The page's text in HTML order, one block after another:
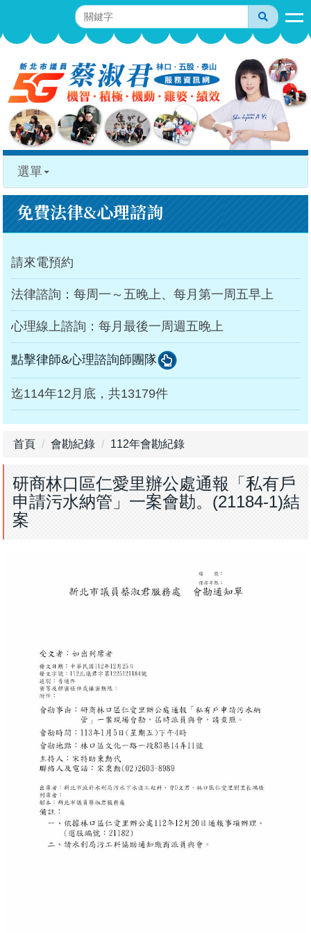
選單
免費法律&心理諮詢
請來電預約
法律諮詢：每周一～五晚上、每月第一周五早上
心理線上諮詢：每月最後一周週五晚上
點擊律師&心理諮詢師團隊
迄114年12月底，共13179件
首頁 會勘紀錄 112年會勘紀錄
研商林口區仁愛里辦公處通報「私有戶
申請污水納管」一案會勘。(21184-1)結
案